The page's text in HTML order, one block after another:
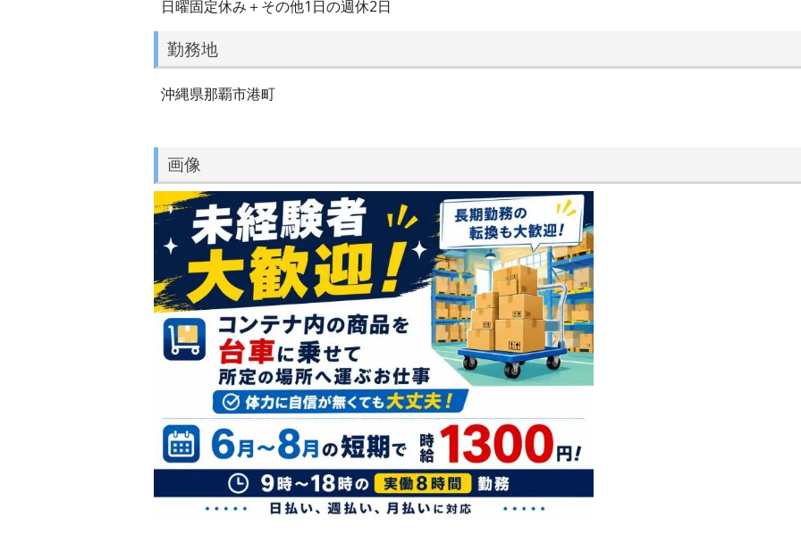
日曜固定休み＋その他1日の週休2日
勤務地
沖縄県那覇市港町
画像